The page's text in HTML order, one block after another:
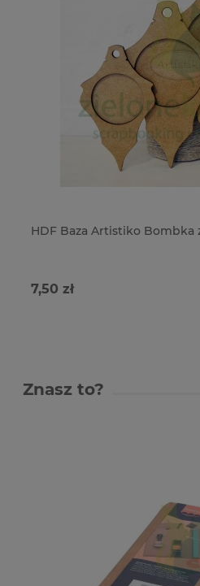
HDF Baza Artistiko Bombka
7,50 zł
Znasz to?